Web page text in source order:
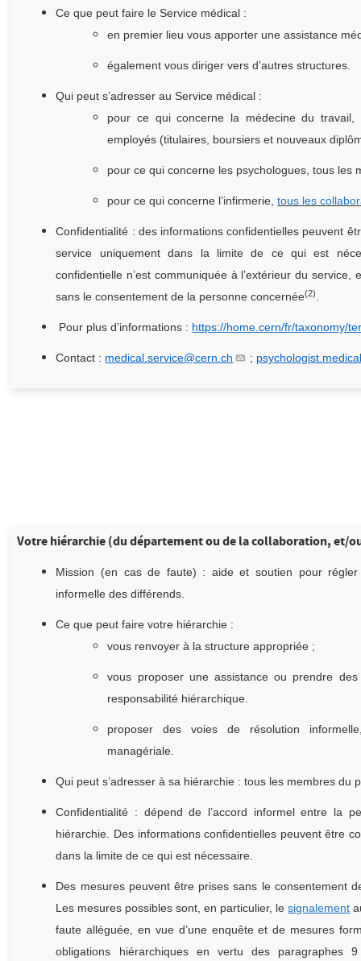
Ce que peut faire le Service médical :
en premier lieu vous apporter une assistance
également vous diriger vers d’autres structures.
Qui peut s’adresser au Service médical :
pour ce qui concerne la médecine du travail,
employés (titulaires, boursiers et nouveaux
pour ce qui concerne les psychologues, tous les
pour ce qui concerne l’infirmerie,tous les
Confidentialité : des informations confidentielles peuvent
service uniquement dans la limite de ce qui est
confidentielle n’est communiquée à l’extérieur du service,
sans le consentement de la personne concernée(2)
Pour plus d’informations : https://home.cern/fr/taxonomy/
Contact : medical.service@cern.ch ;
Votre hiérarchie (du département ou de la collaboration, et/
Mission (en cas de faute) : aide et soutien pour
informelle des différends.
Ce que peut faire votre hiérarchie :
vous renvoyer à la structure appropriée ;
vous proposer une assistance ou prendre
responsabilité hiérarchique.
proposer des voies de résolution
managériale.
Qui peut s’adresser à sa hiérarchie : tous les membres du
Confidentialité : dépend de l’accord informel entre la
hiérarchie. Des informations confidentielles peuvent être
dans la limite de ce qui est nécessaire.
Des mesures peuvent être prises sans le consentement
Les mesures possibles sont, en particulier, lesignalement
faute alléguée, en vue d’une enquête et de mesures
obligations hiérarchiques en vertu des paragraphes